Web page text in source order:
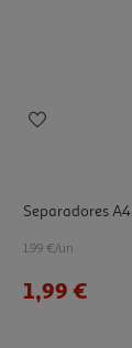
Separadores
1.99 €/un
1,99 €